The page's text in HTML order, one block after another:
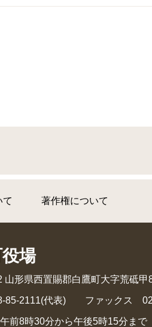
て 著作権について
場
山形県西置賜郡白鷹町大字荒砥甲
85-2111(代表) ファックス
前8時30分から午後5時15分まで